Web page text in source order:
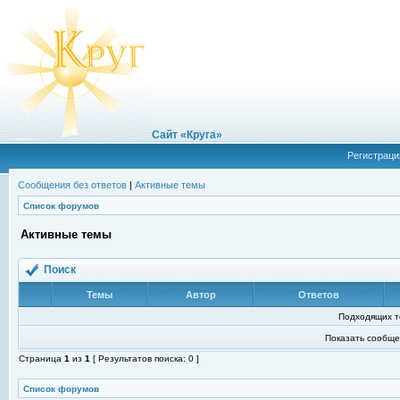
Сайт «Круга»
Сообщения без ответов | Активные темы
Список форумов
Активные темы
Поиск
Темы Автор Ответов
Подходящих
Показать
Страница 1 из 1 [ Результатов поиска: 0 ]
Список форумов